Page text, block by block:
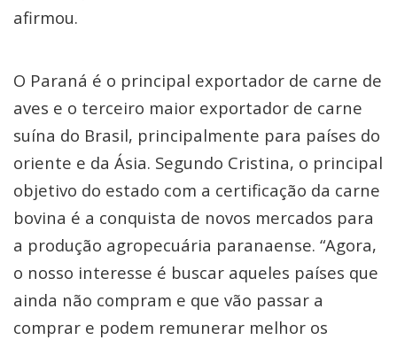
afirmou.
O Paraná é o principal exportador de carne de
aves e o terceiro maior exportador de carne
suína do Brasil, principalmente para países do
oriente e da Ásia. Segundo Cristina, o principal
objetivo do estado com a certificação da carne
bovina é a conquista de novos mercados para
a produção agropecuária paranaense. “Agora,
o nosso interesse é buscar aqueles países que
ainda não compram e que vão passar a
comprar e podem remunerar melhor os